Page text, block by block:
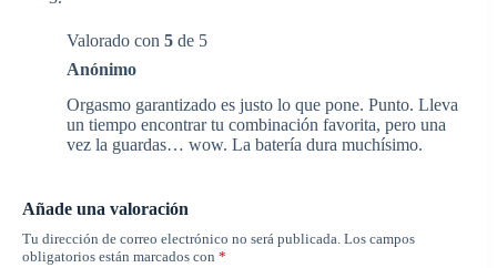
Valorado con 5 de 5
Anónimo
Orgasmo garantizado es justo lo que pone. Punto. Lleva
un tiempo encontrar tu combinación favorita, pero una
vez la guardas… wow. La batería dura muchísimo.
Añade una valoración
Tu dirección de correo electrónico no será publicada. Los campos
obligatorios están marcados con *